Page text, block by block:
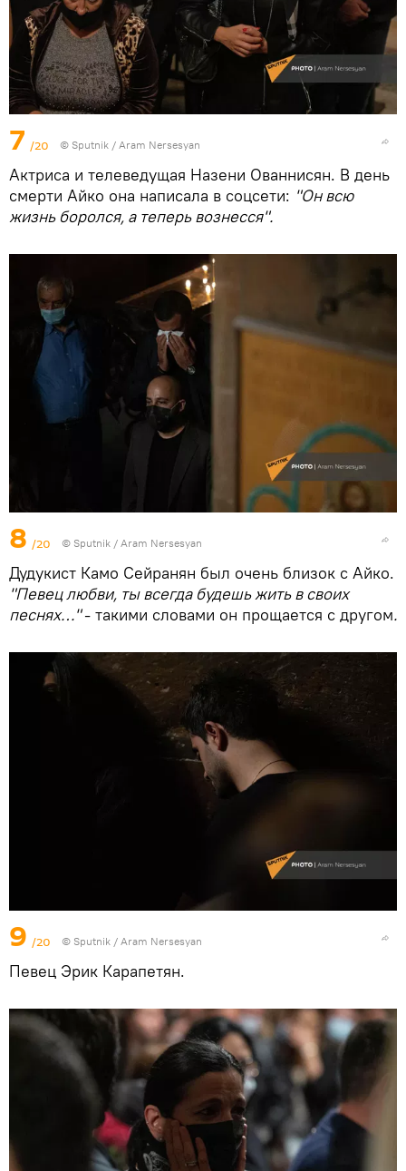
7 /20 © Sputnik / Aram Nersesyan
Актриса и телеведущая Назени Ованнисян. В день
смерти Айко она написала в соцсети: "Он всю
жизнь боролся, а теперь вознесся".
8 /20 © Sputnik / Aram Nersesyan
Дудукист Камо Сейранян был очень близок с Айко.
"Певец любви, ты всегда будешь жить в своих
песнях…"- такими словами он прощается с другом.
9 /20 © Sputnik / Aram Nersesyan
Певец Эрик Карапетян.